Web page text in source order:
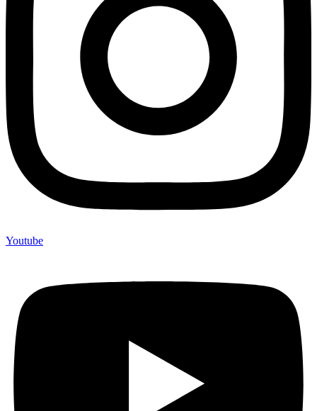
Youtube